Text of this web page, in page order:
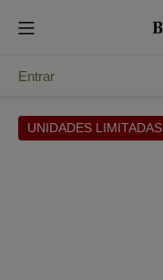
Entrar
UNIDADES LIMITADAS